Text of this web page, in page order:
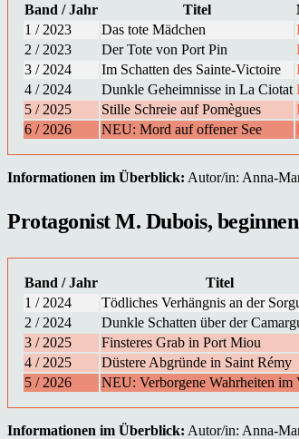
Band / Jahr Titel
1 / 2023
Das tote Mädchen
2 / 2023
Der Tote von Port Pin
3 / 2024
Im Schatten des Sainte-Victoire
4 / 2024
Dunkle Geheimnisse in La Ciotat
5 / 2025
Stille Schreie auf Pomègues
6 / 2026
NEU: Mord auf offener See
Informationen im Überblick: Autor/in: Anna-
Protagonist M. Dubois,
Band / Jahr Titel
1 / 2024
Tödliches Verhängnis an der
2 / 2024
Dunkle Schatten über der
3 / 2025
Finsteres Grab in Port Miou
4 / 2025
Düstere Abgründe in Saint Rémy
5 / 2026
NEU: Verborgene Wahrheiten im
Informationen im Überblick: Autor/in: Anna-